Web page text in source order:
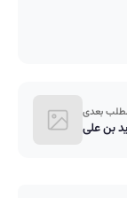
بعدی
بن علی